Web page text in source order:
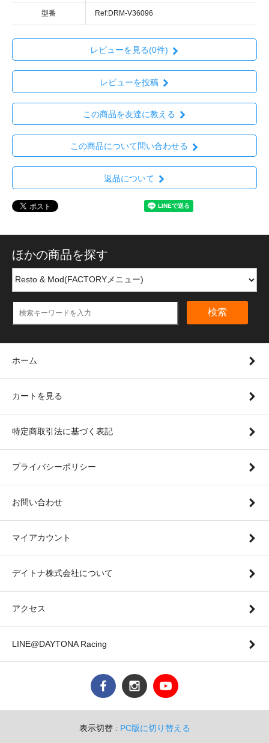
型番 Ref:DRM-V36096
レビューを見る(0件)
レビューを投稿
この商品を友達に教える
この商品について問い合わせる
返品について
ほかの商品を探す
検索
ホーム
カートを見る
特定商取引法に基づく表記
プライバシーポリシー
お問い合わせ
マイアカウント
デイトナ株式会社について
アクセス
LINE@DAYTONA Racing
表示切替 : PC版に切り替える